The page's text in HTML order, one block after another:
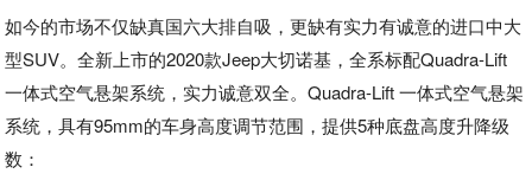
如今的市场不仅缺真国六大排自吸，更缺有实力有诚意的进口中大
型SUV。全新上市的2020款Jeep大切诺基，全系标配Quadra-Lift
一体式空气悬架系统，实力诚意双全。Quadra-Lift 一体式空气悬架
系统，具有95mm的车身高度调节范围，提供5种底盘高度升降级
数：